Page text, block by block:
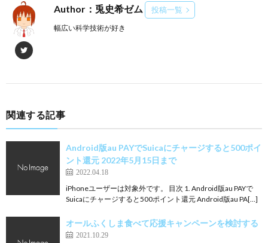
Author：兎史希ゼム 投稿一覧
幅広い科学技術が好き
関連する記事
Android版au PAYでSuicaにチャージすると500ポイ
ント還元 2022年5月15日まで
2022.04.18
iPhoneユーザーは対象外です。 目次 1. Android版au PAYで
Suicaにチャージすると500ポイント還元 Android版au PA[…]
オールふくしま食べて応援キャンペーンを検討する
2021.10.29